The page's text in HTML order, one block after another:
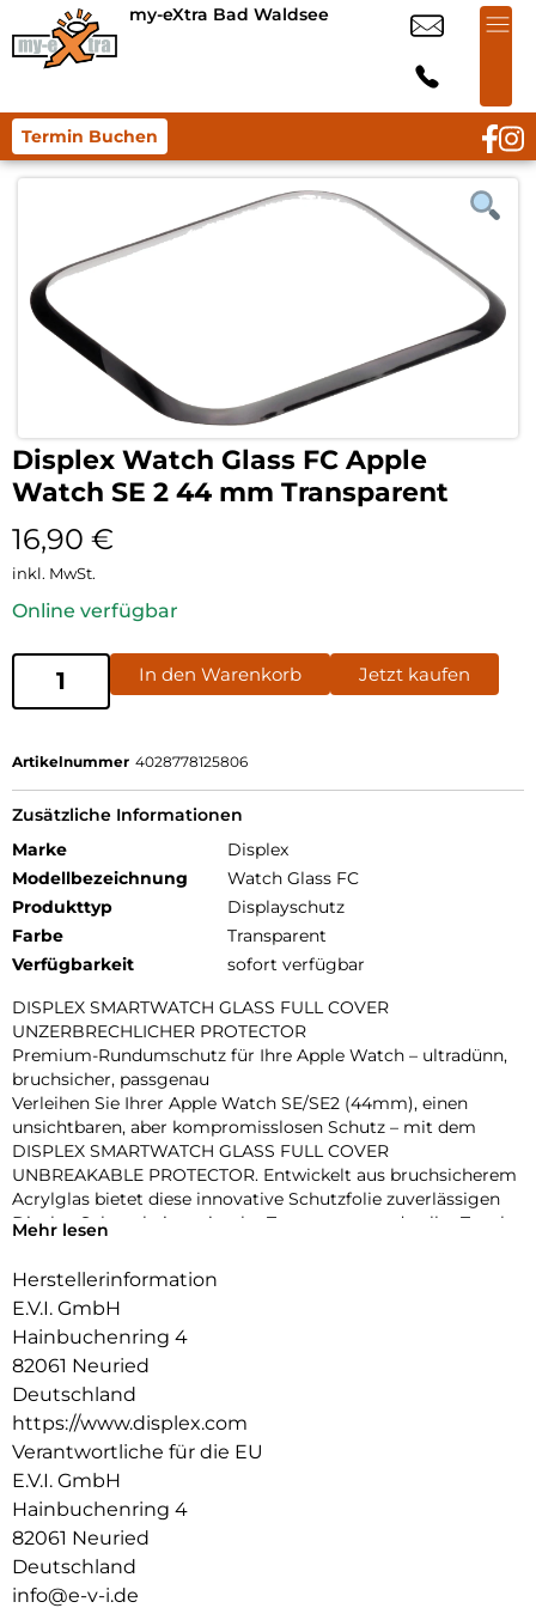
my-eXtra Bad Waldsee
Termin Buchen
Displex Watch Glass FC Apple
Watch SE 2 44 mm Transparent
16,90 €
inkl. MwSt.
Online verfügbar
In den Warenkorb Jetzt kaufen
Artikelnummer 4028778125806
Zusätzliche Informationen
Marke
Displex
Modellbezeichnung
Watch Glass FC
Produkttyp
Displayschutz
Farbe
Transparent
Verfügbarkeit
sofort verfügbar
DISPLEX SMARTWATCH GLASS FULL COVER
UNZERBRECHLICHER PROTECTOR
Premium-Rundumschutz für Ihre Apple Watch – ultradünn,
bruchsicher, passgenau
Verleihen Sie Ihrer Apple Watch SE/SE2 (44mm), einen
unsichtbaren, aber kompromisslosen Schutz – mit dem
DISPLEX SMARTWATCH GLASS FULL COVER
UNBREAKABLE PROTECTOR. Entwickelt aus bruchsicherem
Acrylglas bietet diese innovative Schutzfolie zuverlässigen
Display-Schutz bei maximaler Transparenz und voller Touch-
Dank des vollflächig haftenden Edge-to-Edge-Designs mit
ab – perfekt für sportliche Einsätze, den Alltag oder den
stilbewussten Nutzer. Eine High-Tech-Anti-Fingerprint-
Beschichtung schützt vor störenden Flecken und sorgt für
dauerhaft brillante Optik.
Die beiliegende Eco-Montagehilfe aus recyceltem PET (rPET)
macht die Anbringung zum Kinderspiel: einfach, sicher,
blasenfrei – ohne Werkzeug oder Klebstoffreste.
Produktvorteile im Überblick:
Unzerbrechliches, stoßdämpfendes Acrylglas
3D Edge-to-Edge Kontur für nahtlose Abdeckung
Ultradünn – volle Touch-, Wisch- und Buttonfunktion
Mehr lesen
Herstellerinformation
E.V.I. GmbH
Hainbuchenring 4
82061 Neuried
Deutschland
https://www.displex.com
Verantwortliche für die EU
E.V.I. GmbH
Hainbuchenring 4
82061 Neuried
Deutschland
info@e-v-i.de